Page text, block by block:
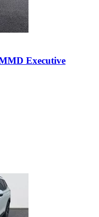
Executive